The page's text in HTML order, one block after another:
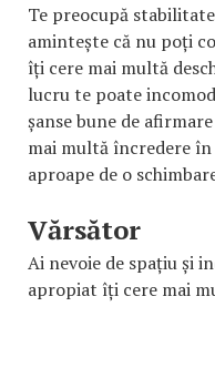
Te preocupă
amintește că nu poți
îți cere mai multă
lucru te poate
șanse bune de
mai multă încredere
aproape de o
Vărsător
Ai nevoie de spațiu și
apropiat îți cere mai